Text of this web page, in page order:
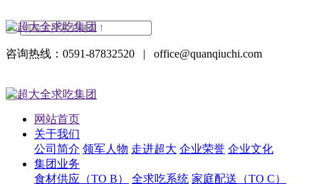
咨询热线：0591-87832520 | office@quanqiuchi.com
网站首页
关于我们
公司简介 领军人物 走进超大 企业荣誉 企业文化
集团业务
食材供应（TO B）
全求吃系统 家庭配送（TO C）